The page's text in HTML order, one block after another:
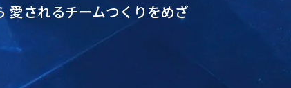
愛されるチームつくりをめざ